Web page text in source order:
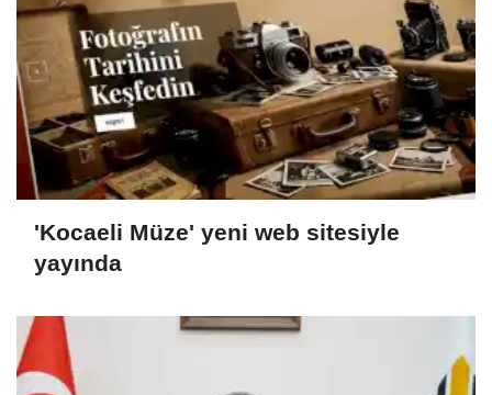
'Kocaeli Müze' yeni web sitesiyle
yayında